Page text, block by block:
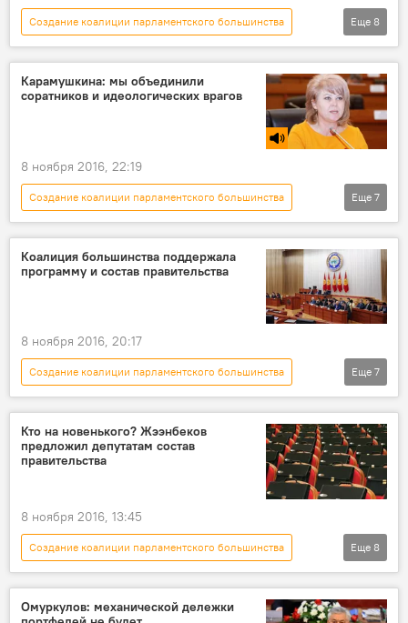
Создание коалиции парламентского большинства
Политика
Новости
Кыргызстан
Aлерт
Жогорку Кенеш
правительство
программа
Еще 8
Карамушкина: мы объединили
соратников и идеологических врагов
8 ноября 2016, 22:19
Создание коалиции парламентского большинства
Радио Sputnik Кыргызстан
Кыргызстан
Ирина Карамушкина
правительство
Еще 7
Коалиция большинства поддержала
программу и состав правительства
8 ноября 2016, 20:17
Создание коалиции парламентского большинства
Политика
Новости
Кыргызстан
Aлерт
правительство
программа
коалиция
Еще 7
Кто на новенького? Жээнбеков
предложил депутатам состав
правительства
8 ноября 2016, 13:45
Создание коалиции парламентского большинства
Политика
Новости
Кыргызстан
Aлерт
правительство
министр
Еще 8
Омуркулов: механической дележки